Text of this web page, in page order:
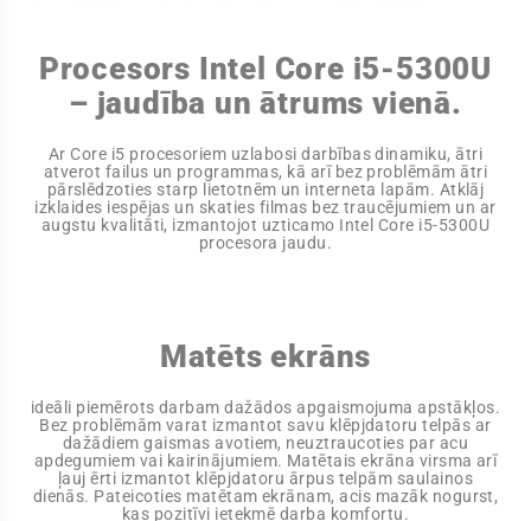
Procesors Intel Core i5-5300U
– jaudība un ātrums vienā.
Ar Core i5 procesoriem uzlabosi darbības dinamiku, ātri
atverot failus un programmas, kā arī bez problēmām ātri
pārslēdzoties starp lietotnēm un interneta lapām. Atklāj
izklaides iespējas un skaties filmas bez traucējumiem un ar
augstu kvalitāti, izmantojot uzticamo Intel Core i5-5300U
procesora jaudu.
Matēts ekrāns
ideāli piemērots darbam dažādos apgaismojuma apstākļos.
Bez problēmām varat izmantot savu klēpjdatoru telpās ar
dažādiem gaismas avotiem, neuztraucoties par acu
apdegumiem vai kairinājumiem. Matētais ekrāna virsma arī
ļauj ērti izmantot klēpjdatoru ārpus telpām saulainos
dienās. Pateicoties matētam ekrānam, acis mazāk nogurst,
kas pozitīvi ietekmē darba komfortu.